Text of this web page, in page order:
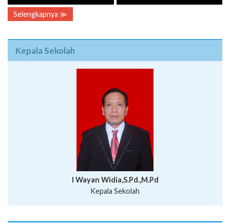
Selengkapnya ≫
Kepala Sekolah
I Wayan Widia,S.Pd.,M.Pd
Kepala Sekolah